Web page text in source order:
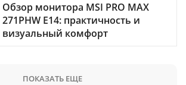
Обзор монитора MSI PRO MAX
271PHW E14: практичность и
визуальный комфорт
ПОКАЗАТЬ ЕЩЕ